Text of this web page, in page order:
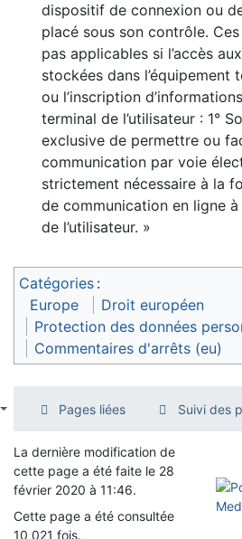
dispositif de connexion ou
placé sous son contrôle.
pas applicables si l’accès
stockées dans l’équipement
ou l’inscription
terminal de l’utilisateur : 1°
exclusive de permettre ou
communication par voie
strictement nécessaire à la
de communication en ligne
de l’utilisateur. »
Catégories :
Europe
Droit européen
Protection des données
Commentaires d'arrêts (eu)
Pages liées Suivi des
La dernière modification de
cette page a été faite le 28
février 2020 à 11:46.
Cette page a été consultée
10 021 fois.